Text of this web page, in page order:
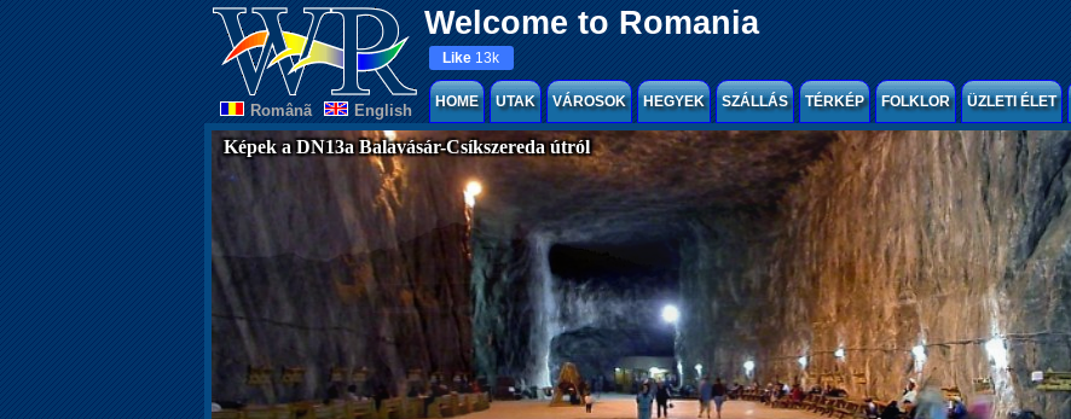
Welcome to Romania
Românã English
Like 13k
HOME UTAK VÁROSOK HEGYEK SZÁLLÁS TÉRKÉP FOLKLOR ÜZLETI ÉLET
Képek a DN13a Balavásár-Csíkszereda útról